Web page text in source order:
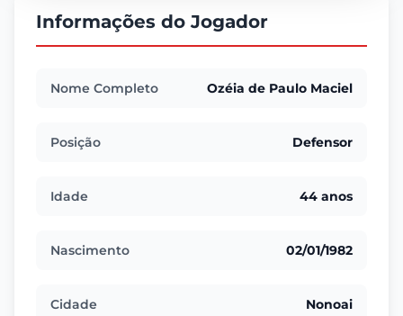
Informações do Jogador
Nome Completo Ozéia de Paulo Maciel
Posição Defensor
Idade 44 anos
Nascimento 02/01/1982
Cidade Nonoai